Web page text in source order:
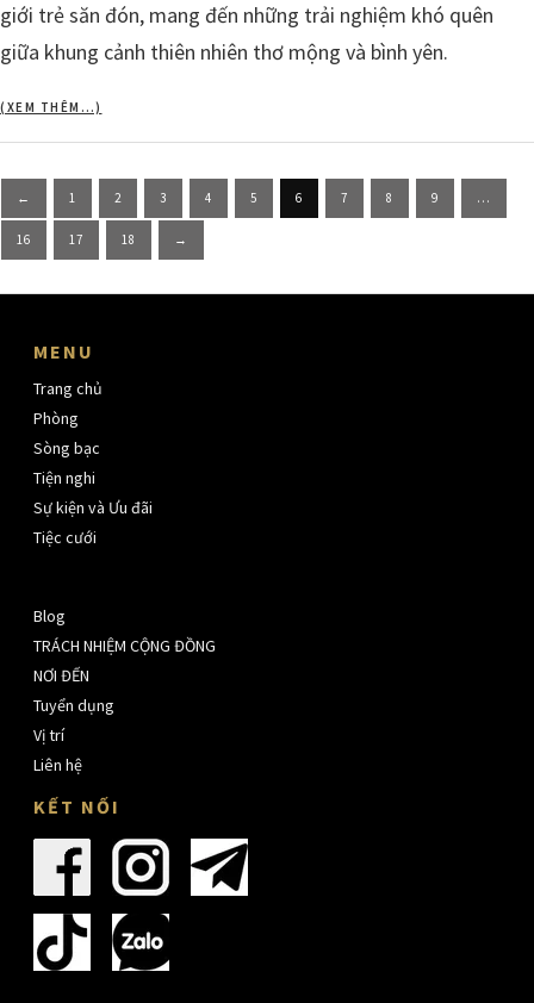
giới trẻ săn đón, mang đến những trải nghiệm khó quên
giữa khung cảnh thiên nhiên thơ mộng và bình yên.
(XEM THÊM…)
Posts
pagination
← 1 2 3 4 5 6 7 8 9 …
16 17 18 →
MENU
Trang chủ
Phòng
Sòng bạc
Tiện nghi
Sự kiện và Ưu đãi
Tiệc cưới
Blog
TRÁCH NHIỆM CỘNG ĐỒNG
NƠI ĐẾN
Tuyển dụng
Vị trí
Liên hệ
KẾT NỐI